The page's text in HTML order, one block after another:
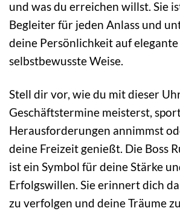
und was du erreichen willst. Sie
Begleiter für jeden Anlass und
deine Persönlichkeit auf
selbstbewusste Weise.
Stell dir vor, wie du mit dieser
Geschäftstermine meisterst,
Herausforderungen annimmst
deine Freizeit genießt. Die Boss
ist ein Symbol für deine Stärke
Erfolgswillen. Sie erinnert dich
zu verfolgen und deine Träume